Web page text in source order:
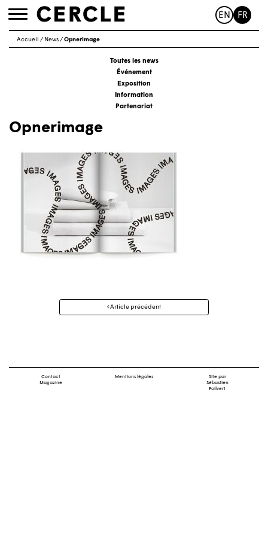
Toggle
EN FR
Accueil / News/Opnerimage
Toutes les news
Événement
Exposition
Information
Partenariat
Opnerimage
Navigation
Article précédent
Contact
Magazine
Mentions légales
Site par
Sébastien
Poilvert